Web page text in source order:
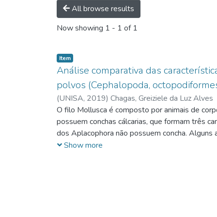
All browse results
Now showing 1 - 1 of 1
Item
Análise comparativa das
polvos (Cephalopoda,
(UNISA, 2019) Chagas, Greiziele da Luz Alves
O filo Mollusca é composto por animais de
possuem conchas cálcarias, que formam três
dos Aplacophora não possuem concha.
de um pé muscular, grande e achatado que se
moluscos contam com tentáculos cefálicos
um par de olhos grandes e na cavidade do
Show more